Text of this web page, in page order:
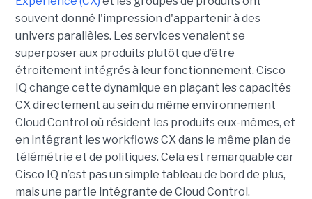
souvent donné l'impression d'appartenir à des
univers parallèles. Les services venaient se
superposer aux produits plutôt que d’être
étroitement intégrés à leur fonctionnement. Cisco
IQ change cette dynamique en plaçant les capacités
CX directement au sein du même environnement
Cloud Control où résident les produits eux-mêmes, et
en intégrant les workflows CX dans le même plan de
télémétrie et de politiques. Cela est remarquable car
Cisco IQ n’est pas un simple tableau de bord de plus,
mais une partie intégrante de Cloud Control.